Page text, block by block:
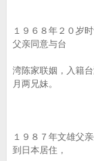
１９６８年２０岁
父亲同意与台
湾陈家联姻，入籍
月两兄妹。
１９８７年文雄父
到日本居住，